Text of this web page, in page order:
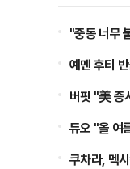
"중동 너무
예멘 후티
버핏 "美 증
듀오 "올 여
쿠차라, 멕